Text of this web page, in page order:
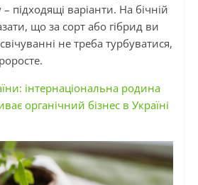
підходящі варіанти. На бічній
що за сорт або гібрид ви
не треба турбуватися,
інтернаціональна родина
органічний бізнес в Україні